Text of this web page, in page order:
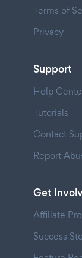
Terms of
Privacy
Support
Help
Tutorials
Contact
Report
Get
Affiliate
Success